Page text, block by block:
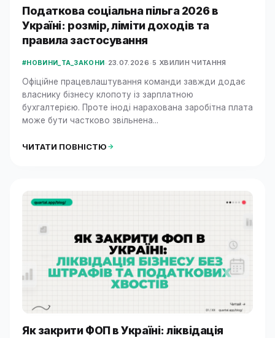
Податкова соціальна пільга 2026 в
Україні: розмір, ліміти доходів та
правила застосування
#НОВИНИ_ТА_ЗАКОНИ 23.07.2026 •5 ХВИЛИН ЧИТАННЯ
Офіційне працевлаштування команди завжди додає
власнику бізнесу клопоту із зарплатною
бухгалтерією. Проте іноді нарахована заробітна плата
може бути частково звільнена...
ЧИТАТИ ПОВНІСТЮ
Як закрити ФОП в Україні: ліквідація